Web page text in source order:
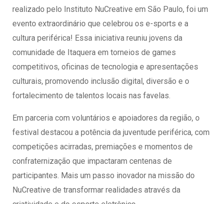
realizado pelo Instituto NuCreative em São Paulo, foi um
evento extraordinário que celebrou os e-sports e a
cultura periférica! Essa iniciativa reuniu jovens da
comunidade de Itaquera em torneios de games
competitivos, oficinas de tecnologia e apresentações
culturais, promovendo inclusão digital, diversão e o
fortalecimento de talentos locais nas favelas.
Em parceria com voluntários e apoiadores da região, o
festival destacou a potência da juventude periférica, com
competições acirradas, premiações e momentos de
confraternização que impactaram centenas de
participantes. Mais um passo inovador na missão do
NuCreative de transformar realidades através da